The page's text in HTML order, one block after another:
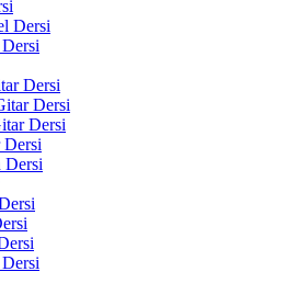
Dersi
Dersi
Dersi
Dersi
Dersi
Dersi